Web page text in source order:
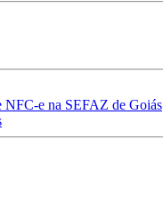
NFC-e na SEFAZ de Goiás